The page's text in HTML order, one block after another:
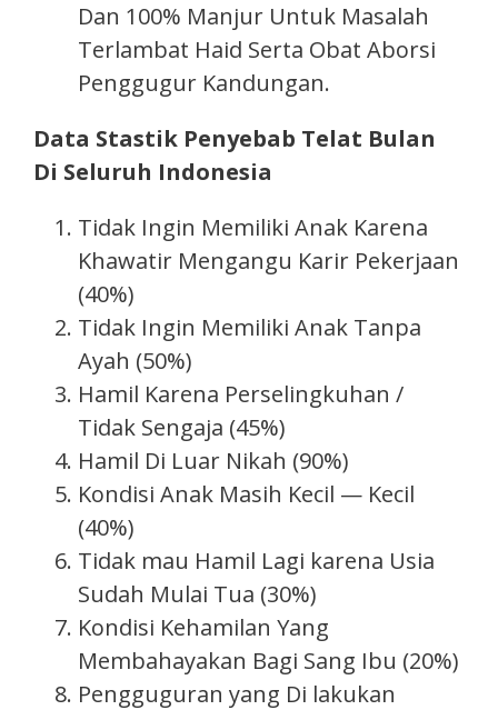
Dan 100% Manjur Untuk Masalah
Terlambat Haid Serta Obat Aborsi
Penggugur Kandungan.
Data Stastik Penyebab Telat Bulan
Di Seluruh Indonesia
Tidak Ingin Memiliki Anak Karena
Khawatir Mengangu Karir Pekerjaan
(40%)
Tidak Ingin Memiliki Anak Tanpa
Ayah (50%)
Hamil Karena Perselingkuhan /
Tidak Sengaja (45%)
Hamil Di Luar Nikah (90%)
Kondisi Anak Masih Kecil — Kecil
(40%)
Tidak mau Hamil Lagi karena Usia
Sudah Mulai Tua (30%)
Kondisi Kehamilan Yang
Membahayakan Bagi Sang Ibu (20%)
Pengguguran yang Di lakukan